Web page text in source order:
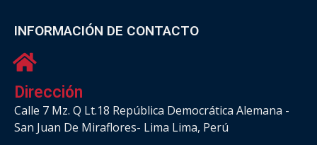
INFORMACIÓN DE CONTACTO
Dirección
Calle 7 Mz. Q Lt.18 República Democrática Alemana -
San Juan De Miraflores- Lima Lima, Perú